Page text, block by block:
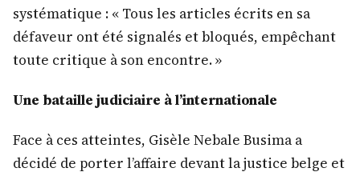
systématique : « Tous les articles écrits en sa
défaveur ont été signalés et bloqués, empêchant
toute critique à son encontre. »
Une bataille judiciaire à l’internationale
Face à ces atteintes, Gisèle Nebale Busima a
décidé de porter l’affaire devant la justice belge et